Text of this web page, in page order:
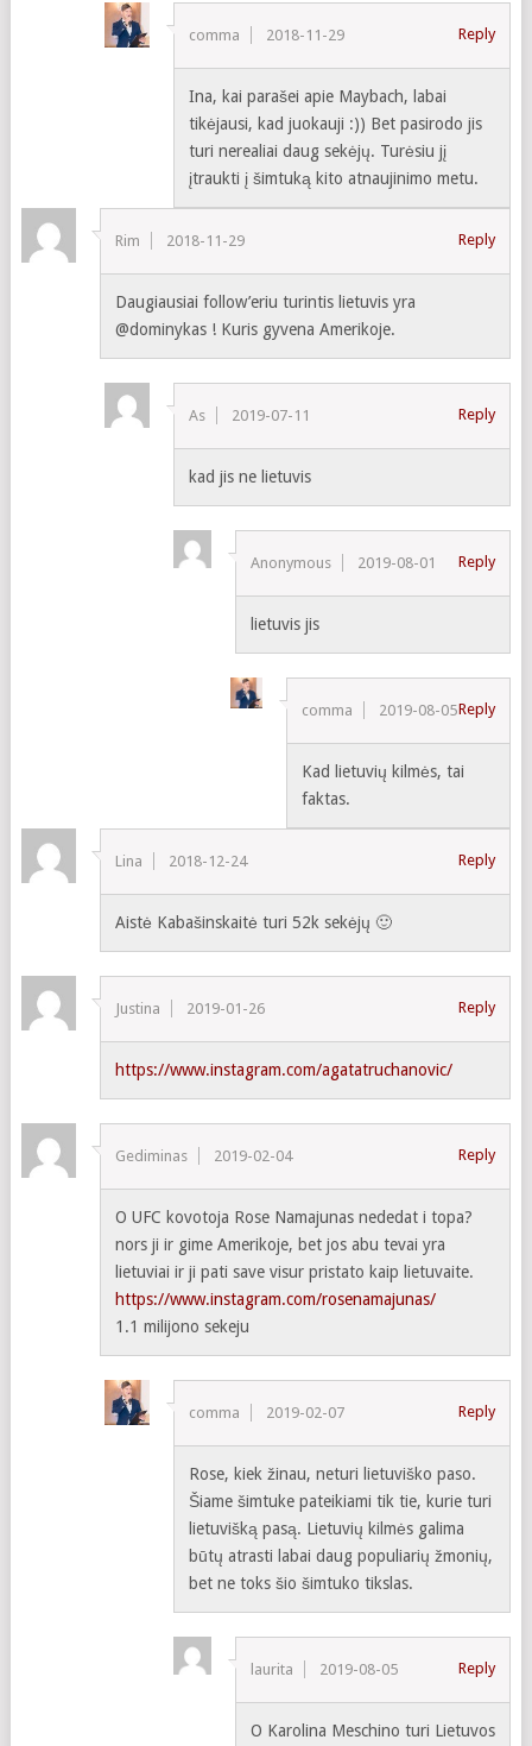
comma 2018-11-29 Reply
Ina, kai parašei apie Maybach, labai
tikėjausi, kad juokauji :)) Bet pasirodo jis
turi nerealiai daug sekėjų. Turėsiu jį
įtraukti į šimtuką kito atnaujinimo metu.
Rim 2018-11-29 Reply
Daugiausiai follow’eriu turintis lietuvis yra
@dominykas ! Kuris gyvena Amerikoje.
As 2019-07-11 Reply
kad jis ne lietuvis
Anonymous 2019-08-01 Reply
lietuvis jis
comma 2019-08-05Reply
Kad lietuvių kilmės, tai
faktas.
Lina 2018-12-24 Reply
Aistė Kabašinskaitė turi 52k sekėjų 🙂
Justina 2019-01-26 Reply
https://www.instagram.com/agatatruchanovic/
Gediminas 2019-02-04 Reply
O UFC kovotoja Rose Namajunas nededat i topa?
nors ji ir gime Amerikoje, bet jos abu tevai yra
lietuviai ir ji pati save visur pristato kaip lietuvaite.
https://www.instagram.com/rosenamajunas/
1.1 milijono sekeju
comma 2019-02-07 Reply
Rose, kiek žinau, neturi lietuviško paso.
Šiame šimtuke pateikiami tik tie, kurie turi
lietuvišką pasą. Lietuvių kilmės galima
būtų atrasti labai daug populiarių žmonių,
bet ne toks šio šimtuko tikslas.
laurita 2019-08-05 Reply
O Karolina Meschino turi Lietuvos